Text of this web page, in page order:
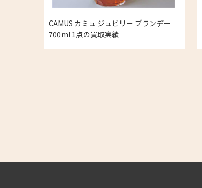
CAMUS カミュ ジュビリー ブランデー
700ml 1点の買取実績